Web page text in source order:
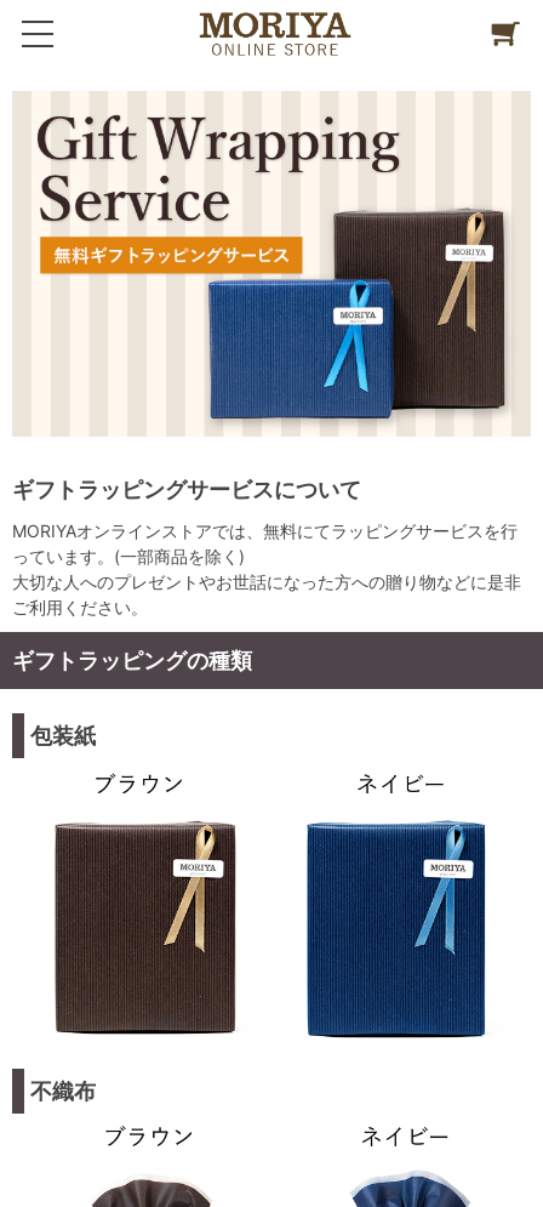
ギフトラッピングサービスについて
MORIYAオンラインストアでは、無料にてラッピングサービスを行
っています。(一部商品を除く)
大切な人へのプレゼントやお世話になった方への贈り物などに是非
ご利用ください。
ギフトラッピングの種類
包装紙
不織布